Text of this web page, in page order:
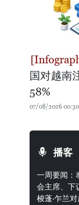
国对越南
58%
07/08/2026 00:30
播客
一周要闻：
会主席、下
梭蓬·乍兰